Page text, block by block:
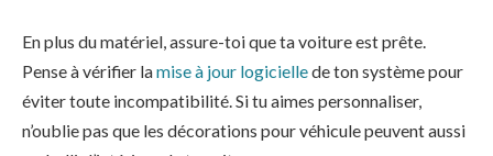
En plus du matériel, assure-toi que ta voiture est prête.
Pense à vérifier lamise à jour logiciellede ton système pour
éviter toute incompatibilité. Si tu aimes personnaliser,
n’oublie pas que les décorations pour véhicule peuvent aussi